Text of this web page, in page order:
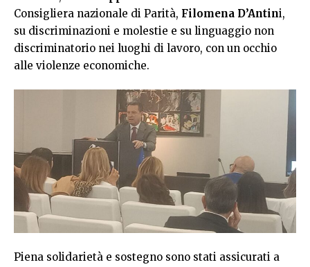
Consigliera nazionale di Parità, Filomena D’Antini,
su discriminazioni e molestie e su linguaggio non
discriminatorio nei luoghi di lavoro, con un occhio
alle violenze economiche.
Piena solidarietà e sostegno sono stati assicurati a